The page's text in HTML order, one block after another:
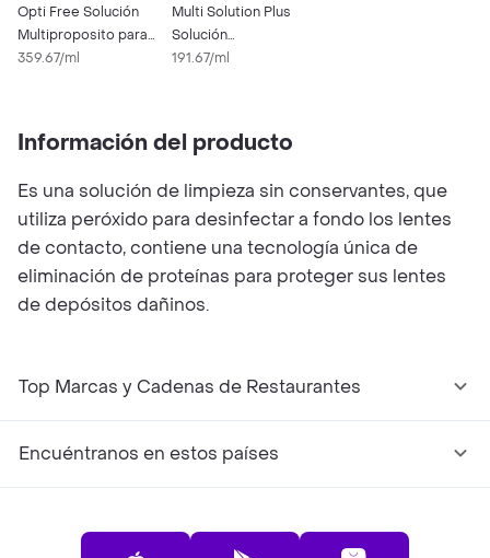
Opti Free Solución
Multiproposito para
Lentes de Contacto
359.67/ml
Multi Solution Plus
Solución
Multipropósito para
191.67/ml
Información del producto
Es una solución de limpieza sin conservantes, que
utiliza peróxido para desinfectar a fondo los lentes
de contacto, contiene una tecnología única de
eliminación de proteínas para proteger sus lentes
de depósitos dañinos.
Top Marcas y Cadenas de Restaurantes
Encuéntranos en estos países